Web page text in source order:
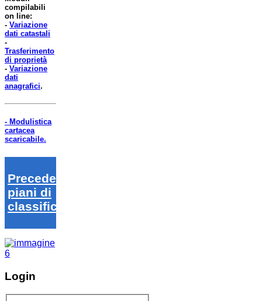
compilabili
on line:
- Variazione
dati catastali
-
Trasferimento
di proprietà
- Variazione
dati
anagrafici.
- Modulistica
cartacea
scaricabile.
Precedenti
piani di
classifica
Login